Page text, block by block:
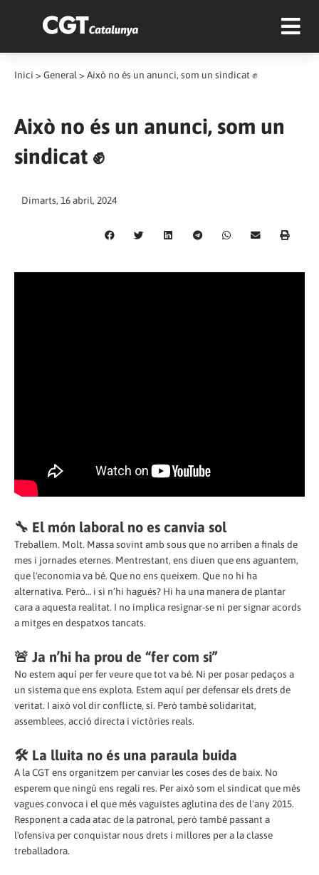
Inici > General > Això no és un anunci, som un sindicat ✊
Això no és un anunci, som un
sindicat ✊
Dimarts, 16 abril, 2024
🔧 El món laboral no es canvia sol
Treballem. Molt. Massa sovint amb sous que no arriben a finals de
mes i jornades eternes. Mentrestant, ens diuen que ens aguantem,
que l'economia va bé. Que no ens queixem. Que no hi ha
alternativa. Però… i si n’hi hagués? Hi ha una manera de plantar
cara a aquesta realitat. I no implica resignar-se ni per signar acords
a mitges en despatxos tancats.
🚨 Ja n’hi ha prou de “fer com si”
No estem aquí per fer veure que tot va bé. Ni per posar pedaços a
un sistema que ens explota. Estem aquí per defensar els drets de
veritat. I això vol dir conflicte, sí. Però també solidaritat,
assemblees, acció directa i victòries reals.
🛠️ La lluita no és una paraula buida
A la CGT ens organitzem per canviar les coses des de baix. No
esperem que ningú ens regali res. Per això som el sindicat que més
vagues convoca i el que més vaguistes aglutina des de l'any 2015.
Responent a cada atac de la patronal, però també passant a
l'ofensiva per conquistar nous drets i millores per a la classe
treballadora.